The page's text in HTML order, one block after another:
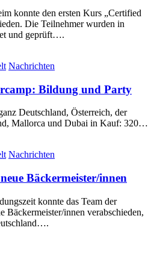
konnte den ersten Kurs „Certified
Die Teilnehmer wurden in
und geprüft….
Nachrichten
Bildung und Party
Deutschland, Österreich, der
Mallorca und Dubai in Kauf: 320…
Nachrichten
Bäckermeister/innen
konnte das Team der
Bäckermeister/innen verabschieden,